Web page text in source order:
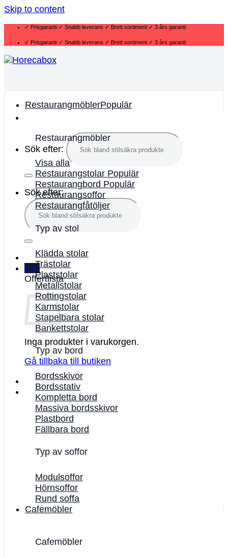
Skip to content
✓ Prisgaranti ✓ Snabb leverans ✓ Brett sortiment ✓ 3 års garanti
✓ Prisgaranti ✓ Snabb leverans ✓ Brett sortiment ✓ 3 års garanti
Sök efter:
Sök efter:
0 kr
Offertlista
Inga produkter i varukorgen.
Gå tillbaka till butiken
Restaurangmöbler
Restaurangmöbler
Visa alla
Restaurangstolar
Restaurangbord
Restaurangsoffor
Restaurangfåtöljer
Typ av stol
Klädda stolar
Trästolar
Plaststolar
Metallstolar
Rottingstolar
Karmstolar
Stapelbara stolar
Bankettstolar
Typ av bord
Bordsskivor
Bordsstativ
Kompletta bord
Massiva bordsskivor
Plastbord
Fällbara bord
Typ av soffor
Modulsoffor
Hörnsoffor
Rund soffa
Cafemöbler
Cafemöbler